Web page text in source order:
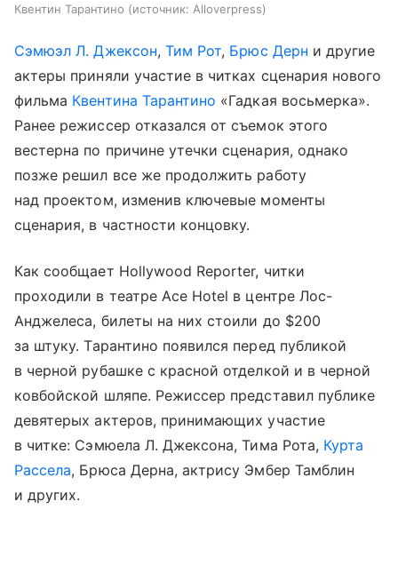
Квентин Тарантино источник: Alloverpress
Сэмюэл Л. Джексон, Тим Рот, Брюс Дерн и другие
актеры приняли участие в читках сценария нового
фильма Квентина Тарантино «Гадкая восьмерка».
Ранее режиссер отказался от съемок этого
вестерна по причине утечки сценария, однако
позже решил все же продолжить работу
над проектом, изменив ключевые моменты
сценария, в частности концовку.
Как сообщает Hollywood Reporter, читки
проходили в театре Ace Hotel в центре Лос-
Анджелеса, билеты на них стоили до $200
за штуку. Тарантино появился перед публикой
в черной рубашке с красной отделкой и в черной
ковбойской шляпе. Режиссер представил публике
девятерых актеров, принимающих участие
в читке: Сэмюела Л. Джексона, Тима Рота, Курта
Рассела, Брюса Дерна, актрису Эмбер Тамблин
и других.